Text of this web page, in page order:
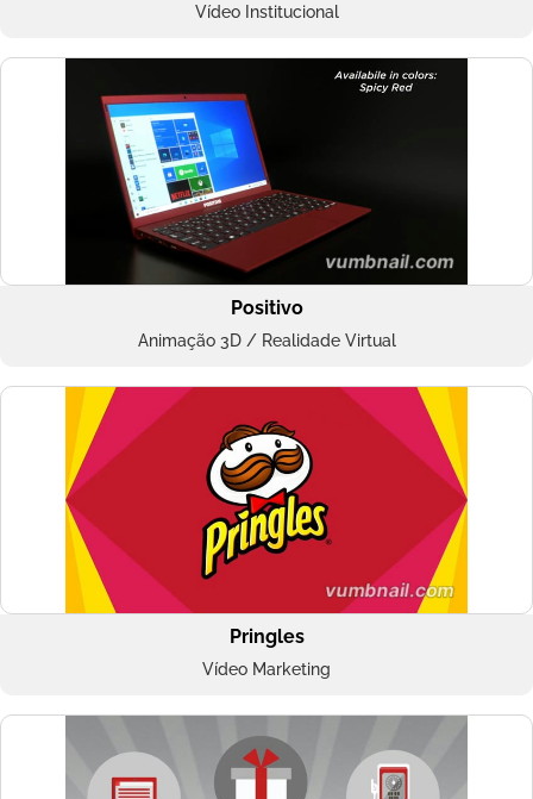
Vídeo Institucional
Positivo
Animação 3D / Realidade Virtual
Pringles
Vídeo Marketing